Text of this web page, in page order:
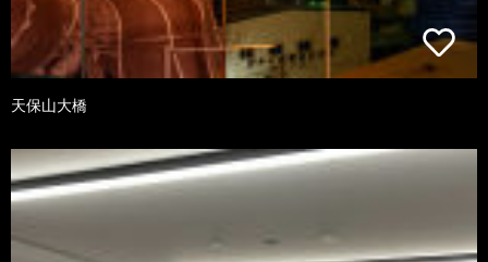
天保山大橋